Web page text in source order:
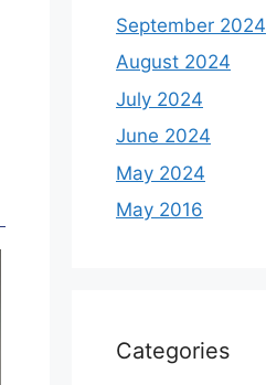
September 2024
August 2024
July 2024
June 2024
May 2024
May 2016
Categories